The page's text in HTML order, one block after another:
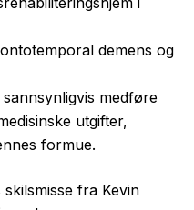
demens og
medføre
utgifter,
formue.
fra Kevin